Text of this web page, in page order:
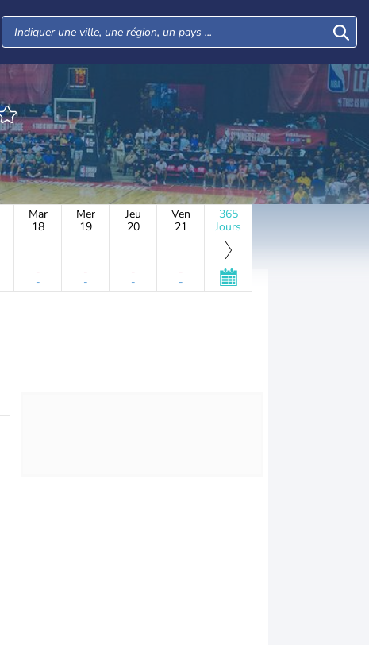
Mar
18
-
-
Mer
19
-
-
Jeu
20
-
-
Ven
21
-
-
365
Jours